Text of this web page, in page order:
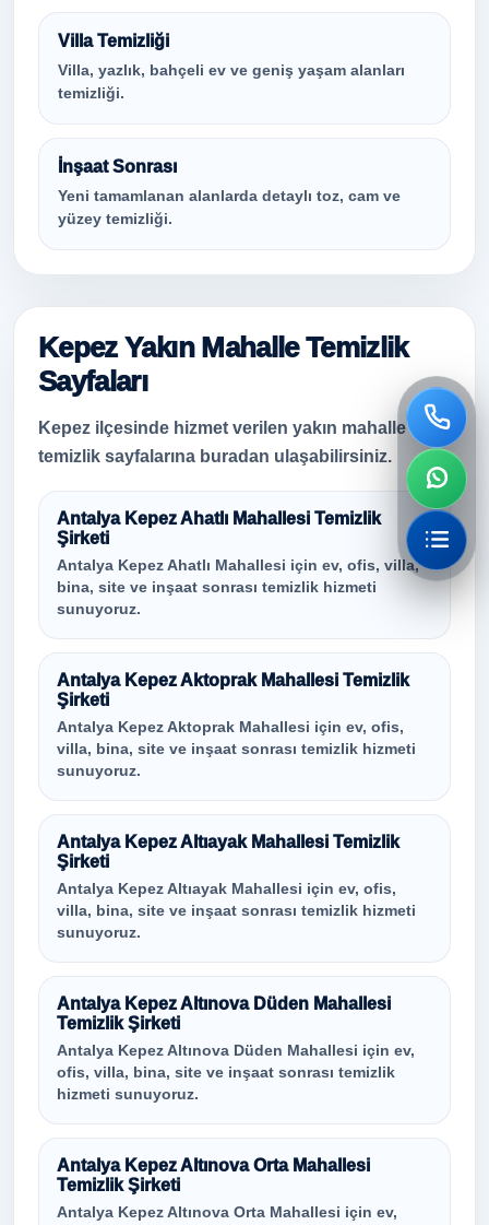
Villa Temizliği
Villa, yazlık, bahçeli ev ve geniş yaşam alanları
temizliği.
İnşaat Sonrası
Yeni tamamlanan alanlarda detaylı toz, cam ve
yüzey temizliği.
Kepez Yakın Mahalle Temizlik
Sayfaları
Kepez ilçesinde hizmet verilen yakın mahalle
temizlik sayfalarına buradan ulaşabilirsiniz.
Antalya Kepez Ahatlı Mahallesi Temizlik
Şirketi
Antalya Kepez Ahatlı Mahallesi için ev, ofis, villa,
bina, site ve inşaat sonrası temizlik hizmeti
sunuyoruz.
Antalya Kepez Aktoprak Mahallesi Temizlik
Şirketi
Antalya Kepez Aktoprak Mahallesi için ev, ofis,
villa, bina, site ve inşaat sonrası temizlik hizmeti
sunuyoruz.
Antalya Kepez Altıayak Mahallesi Temizlik
Şirketi
Antalya Kepez Altıayak Mahallesi için ev, ofis,
villa, bina, site ve inşaat sonrası temizlik hizmeti
sunuyoruz.
Antalya Kepez Altınova Düden Mahallesi
Temizlik Şirketi
Antalya Kepez Altınova Düden Mahallesi için ev,
ofis, villa, bina, site ve inşaat sonrası temizlik
hizmeti sunuyoruz.
Antalya Kepez Altınova Orta Mahallesi
Temizlik Şirketi
Antalya Kepez Altınova Orta Mahallesi için ev,